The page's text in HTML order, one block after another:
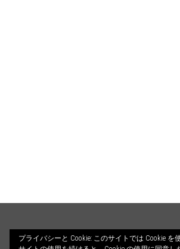
プライバシーと Cookie: このサイトでは Cookie を